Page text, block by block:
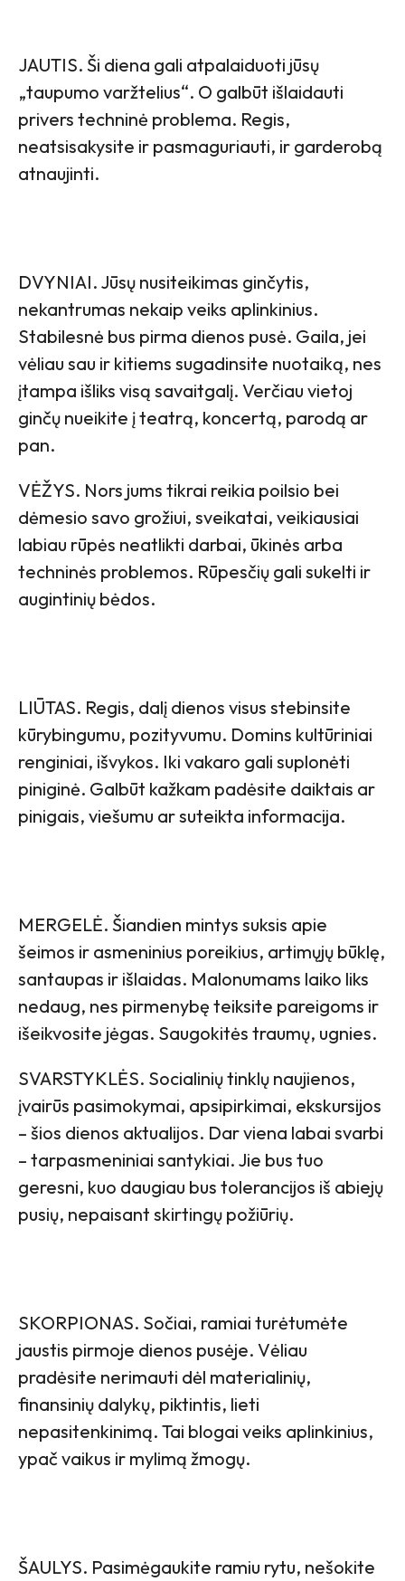
JAUTIS. Ši diena gali atpalaiduoti jūsų
„taupumo varžtelius“. O galbūt išlaidauti
privers techninė problema. Regis,
neatsisakysite ir pasmaguriauti, ir garderobą
atnaujinti.
DVYNIAI. Jūsų nusiteikimas ginčytis,
nekantrumas nekaip veiks aplinkinius.
Stabilesnė bus pirma dienos pusė. Gaila, jei
vėliau sau ir kitiems sugadinsite nuotaiką, nes
įtampa išliks visą savaitgalį. Verčiau vietoj
ginčų nueikite į teatrą, koncertą, parodą ar
pan.
VĖŽYS. Nors jums tikrai reikia poilsio bei
dėmesio savo grožiui, sveikatai, veikiausiai
labiau rūpės neatlikti darbai, ūkinės arba
techninės problemos. Rūpesčių gali sukelti ir
augintinių bėdos.
LIŪTAS. Regis, dalį dienos visus stebinsite
kūrybingumu, pozityvumu. Domins kultūriniai
renginiai, išvykos. Iki vakaro gali suplonėti
piniginė. Galbūt kažkam padėsite daiktais ar
pinigais, viešumu ar suteikta informacija.
MERGELĖ. Šiandien mintys suksis apie
šeimos ir asmeninius poreikius, artimųjų būklę,
santaupas ir išlaidas. Malonumams laiko liks
nedaug, nes pirmenybę teiksite pareigoms ir
išeikvosite jėgas. Saugokitės traumų, ugnies.
SVARSTYKLĖS. Socialinių tinklų naujienos,
įvairūs pasimokymai, apsipirkimai, ekskursijos
– šios dienos aktualijos. Dar viena labai svarbi
– tarpasmeniniai santykiai. Jie bus tuo
geresni, kuo daugiau bus tolerancijos iš abiejų
pusių, nepaisant skirtingų požiūrių.
SKORPIONAS. Sočiai, ramiai turėtumėte
jaustis pirmoje dienos pusėje. Vėliau
pradėsite nerimauti dėl materialinių,
finansinių dalykų, piktintis, lieti
nepasitenkinimą. Tai blogai veiks aplinkinius,
ypač vaikus ir mylimą žmogų.
ŠAULYS. Pasimėgaukite ramiu rytu, nešokite